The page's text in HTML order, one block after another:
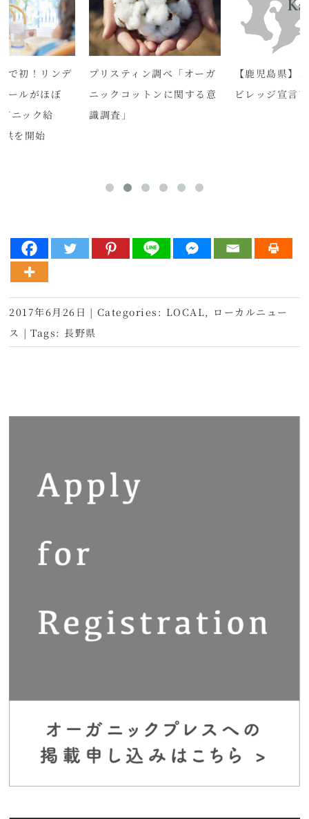
で初！リンデ
ールがほぼ
ニック給
を開始
プリスティン調べ「オーガ
ニックコットンに関する意
識調査」
【鹿児島県】
ビレッジ宣言
2017年6月26日 | Categories: LOCAL, ローカルニュー
ス | Tags:長野県